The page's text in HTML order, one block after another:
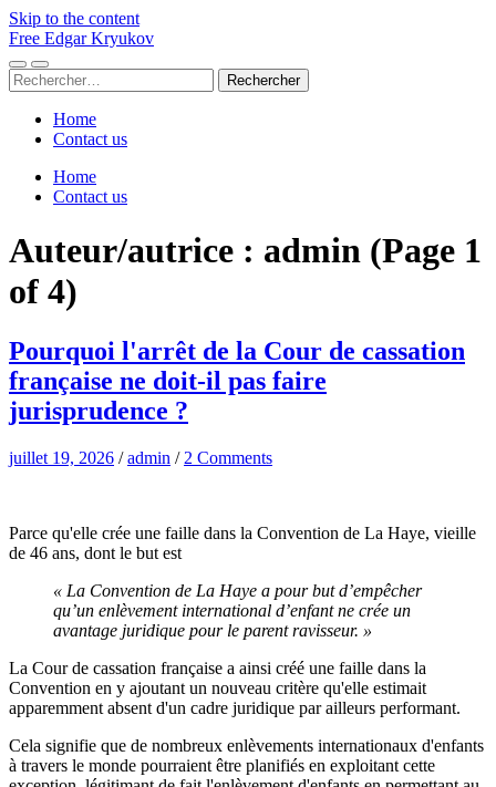
Skip to the content
Free Edgar Kryukov
Toggle
mobile
Toggle
search
Rechercher :
Home
Contact us
Home
Contact us
Auteur/autrice : admin (Page 1
of 4)
Pourquoi l'arrêt de la Cour de cassation
française ne doit-il pas faire
jurisprudence ?
juillet 19, 2026 /admin / 2 Comments
Parce qu'elle crée une faille dans la Convention de La Haye, vieille
de 46 ans, dont le but est
« La Convention de La Haye a pour but d’empêcher
qu’un enlèvement international d’enfant ne crée un
avantage juridique pour le parent ravisseur. »
La Cour de cassation française a ainsi créé une faille dans la
Convention en y ajoutant un nouveau critère qu'elle estimait
apparemment absent d'un cadre juridique par ailleurs performant.
Cela signifie que de nombreux enlèvements internationaux d'enfants
à travers le monde pourraient être planifiés en exploitant cette